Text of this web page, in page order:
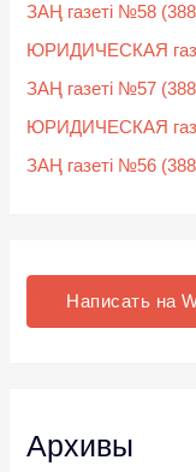
ЗАҢ газеті №58
ЮРИДИЧЕСКАЯ
ЗАҢ газеті №57
ЮРИДИЧЕСКАЯ
ЗАҢ газеті №56
Написать на
Архивы